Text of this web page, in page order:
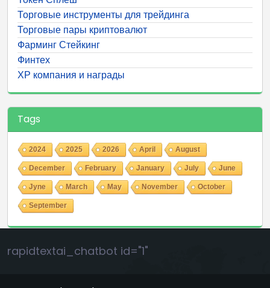
Торговые инструменты для трейдинга
Торговые пары криптовалют
Фарминг Стейкинг
Финтех
ХР компания и награды
Tags
2024 2025 2026 April August
December February January July June
Jyne March May November October
September
rapidtextai_chatbot id="1"